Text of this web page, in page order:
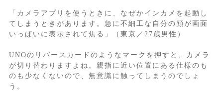
「カメラアプリを使うときに、なぜかインカメを起動し
てしまうときがあります。急に不細工な自分の顔が画面
いっぱいに表示されて焦る」（東京／27歳男性）
UNOのリバースカードのようなマークを押すと、カメラ
が切り替わりますよね。親指に近い位置にある仕様のも
のも少なくないので、無意識に触ってしまうのでしょ
う。